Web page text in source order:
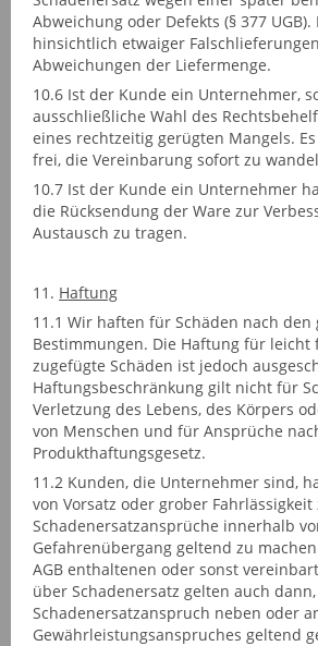
Abweichung oder Defekts (§ 377
hinsichtlich etwaiger
Abweichungen der Liefermenge.
10.6 Ist der Kunde ein Unternehmer,
ausschließliche Wahl des
eines rechtzeitig gerügten Mangels.
frei, die Vereinbarung sofort zu
10.7 Ist der Kunde ein Unternehmer
die Rücksendung der Ware zur
Austausch zu tragen.
11. Haftung
11.1 Wir haften für Schäden nach den
Bestimmungen. Die Haftung für leicht
zugefügte Schäden ist jedoch
Haftungsbeschränkung gilt nicht für
Verletzung des Lebens, des Körpers
von Menschen und für Ansprüche
Produkthaftungsgesetz.
11.2 Kunden, die Unternehmer sind,
von Vorsatz oder grober
Schadenersatzansprüche innerhalb
Gefahrenübergang geltend zu
AGB enthaltenen oder sonst
über Schadenersatz gelten auch
Schadenersatzanspruch neben oder
Gewährleistungsanspruches geltend